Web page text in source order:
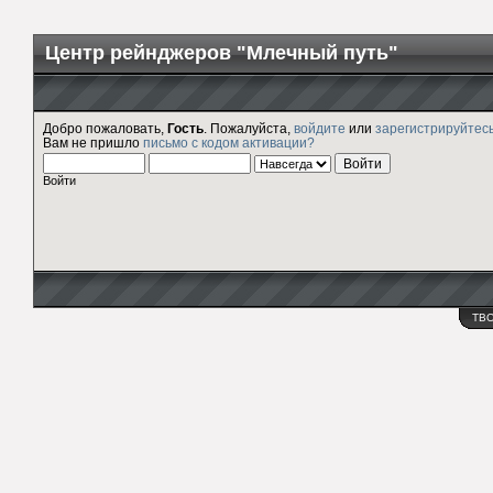
Центр рейнджеров "Млечный путь"
Добро пожаловать, Гость . Пожалуйста, войдите или
Вам не пришло письмо с кодом активации?
Войти